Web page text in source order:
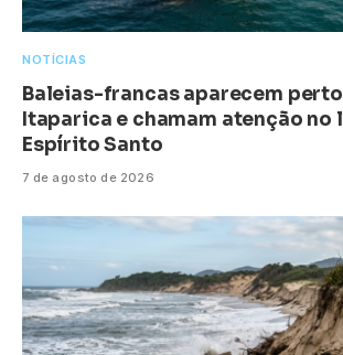
NOTÍCIAS
Baleias-francas aparecem
Itaparica e chamam atenção no
Espírito Santo
7 de agosto de 2026